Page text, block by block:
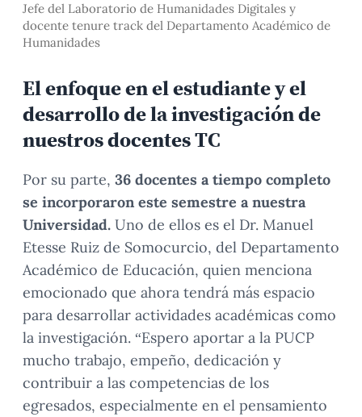
Jefe del Laboratorio de Humanidades Digitales y
docente tenure track del Departamento Académico de
Humanidades
El enfoque en el estudiante y el
desarrollo de la investigación de
nuestros docentes TC
Por su parte, 36 docentes a tiempo completo
se incorporaron este semestre a nuestra
Universidad. Uno de ellos es el Dr. Manuel
Etesse Ruiz de Somocurcio, del Departamento
Académico de Educación, quien menciona
emocionado que ahora tendrá más espacio
para desarrollar actividades académicas como
la investigación. “Espero aportar a la PUCP
mucho trabajo, empeño, dedicación y
contribuir a las competencias de los
egresados, especialmente en el pensamiento